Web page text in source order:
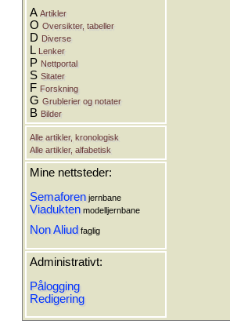
AArtikler
OOversikter, tabeller
D Diverse
L Lenker
P Nettportal
SSitater
F Forskning
GGrublerier og notater
B Bilder
Alle artikler, kronologisk
Alle artikler, alfabetisk
Mine nettsteder:
Semaforen jernbane
Viadukten modelljernbane
Non Aliud faglig
Administrativt:
Pålogging
Redigering